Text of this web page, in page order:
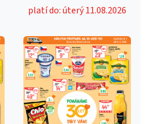
platí do: úterý 11.08.2026